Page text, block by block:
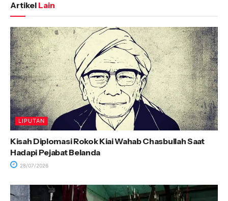
Artikel Lain
LIPUTAN
Kisah Diplomasi Rokok Kiai Wahab Chasbullah Saat
Hadapi Pejabat Belanda
28/07/2026